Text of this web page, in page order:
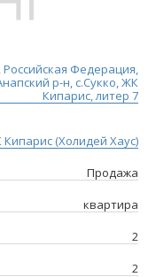
Российская Федерация,
р-н, с.Сукко, ЖК
Кипарис, литер 7
(Холидей Хаус)
Продажа
квартира
2
2